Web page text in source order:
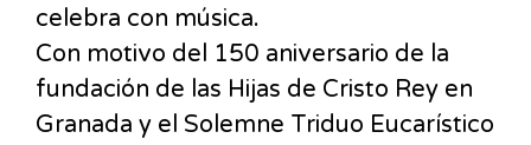
celebra con música.
Con motivo del 150 aniversario de la
fundación de las Hijas de Cristo Rey en
Granada y el Solemne Triduo Eucarístico